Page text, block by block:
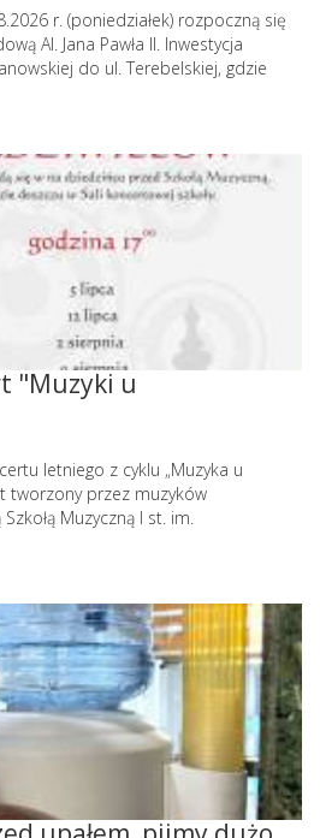
r. (poniedziałek) rozpoczną się
Al. Jana Pawła II. Inwestycja
do ul. Terebelskiej, gdzie
"Muzyki u
letniego z cyklu „Muzyka u
tworzony przez muzyków
Muzyczną I st. im.